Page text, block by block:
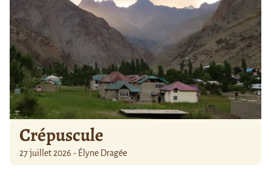
Crépuscule
27 juillet 2026 - Élyne Dragée